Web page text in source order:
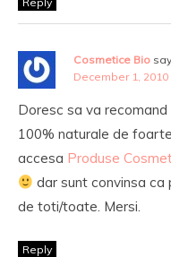
Cosmetice Bio
December 1,
Doresc sa va
100% naturale de
accesa Produse
dar sunt convinsa
de toti/toate. Mersi.
Reply